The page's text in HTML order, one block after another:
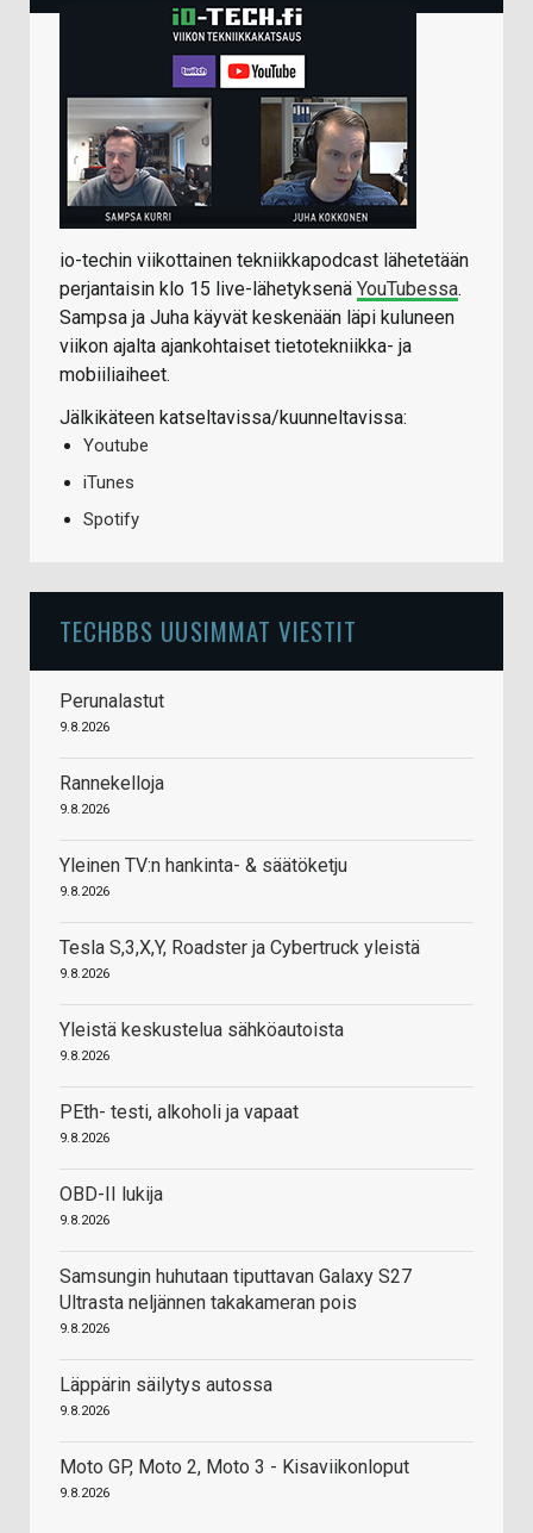
io-techin viikottainen tekniikkapodcast lähetetään
perjantaisin klo 15 live-lähetyksenä YouTubessa.
Sampsa ja Juha käyvät keskenään läpi kuluneen
viikon ajalta ajankohtaiset tietotekniikka- ja
mobiiliaiheet.
Jälkikäteen katseltavissa/kuunneltavissa:
Youtube
iTunes
Spotify
TECHBBS UUSIMMAT VIESTIT
Perunalastut
9.8.2026
Rannekelloja
9.8.2026
Yleinen TV:n hankinta- & säätöketju
9.8.2026
Tesla S,3,X,Y, Roadster ja Cybertruck yleistä
9.8.2026
Yleistä keskustelua sähköautoista
9.8.2026
PEth- testi, alkoholi ja vapaat
9.8.2026
OBD-II lukija
9.8.2026
Samsungin huhutaan tiputtavan Galaxy S27
Ultrasta neljännen takakameran pois
9.8.2026
Läppärin säilytys autossa
9.8.2026
Moto GP, Moto 2, Moto 3 - Kisaviikonloput
9.8.2026